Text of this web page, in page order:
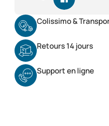
Colissimo &
Retours 14 jours
Support en ligne